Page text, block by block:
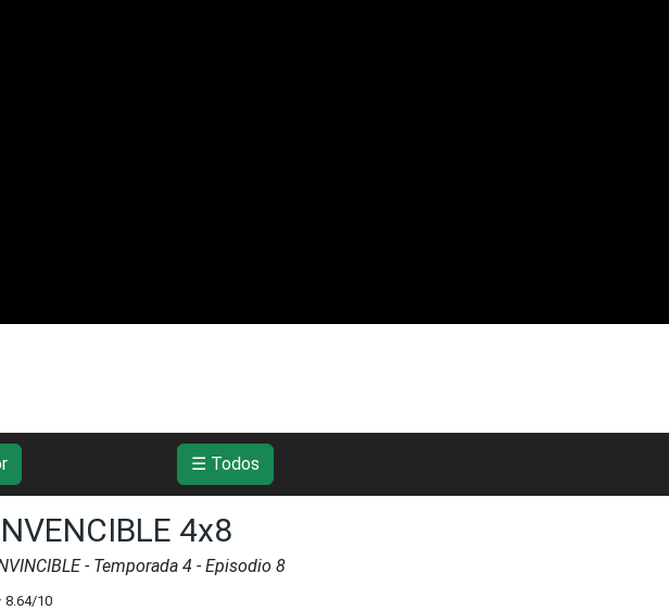
☰ Todos
4x8
- Temporada 4 - Episodio 8
8.64/10